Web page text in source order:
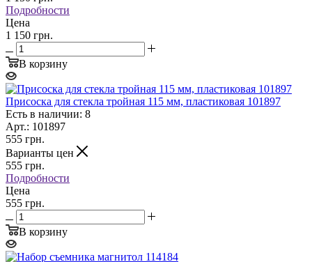
Подробности
Цена
1 150 грн.
В корзину
Присоска для стекла тройная 115 мм, пластиковая 101897
Есть в наличии: 8
Арт.: 101897
555 грн.
Варианты цен
555 грн.
Подробности
Цена
555 грн.
В корзину